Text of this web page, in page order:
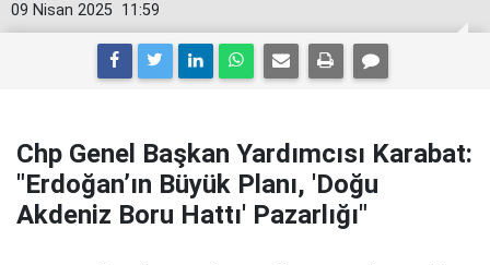
11:59
09 Nisan 2025
Chp Genel Başkan Yardımcısı Karabat:
"Erdoğan’ın Büyük Planı, 'Doğu
Akdeniz Boru Hattı' Pazarlığı"